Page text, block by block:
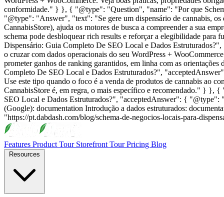
conformidade." } }, { "@type": "Question", "name": "Por que
"@type": "Answer", "text": "Se gere um dispensário de cannabis, os
CannabisStore), ajuda os motores de busca a compreender a sua
schema pode desbloquear rich results e reforçar a elegibilidade
Dispensário: Guia Completo De SEO Local e Dados
o cruzar com dados operacionais do seu WordPress +
prometer ganhos de ranking garantidos, em linha com as
Completo De SEO Local e Dados Estruturados?",
Use este tipo quando o foco é a venda de produtos de cannabis ao
CannabisStore é, em regra, o mais específico e recomendado." } },
SEO Local e Dados Estruturados?", "acceptedAnswer": {
(Google): documentation Introdução a dados estruturados:
"https://pt.dabdash.com/blog/schema-de-negocios-locais-para-
Features Product Tour Storefront TourPricing Blog